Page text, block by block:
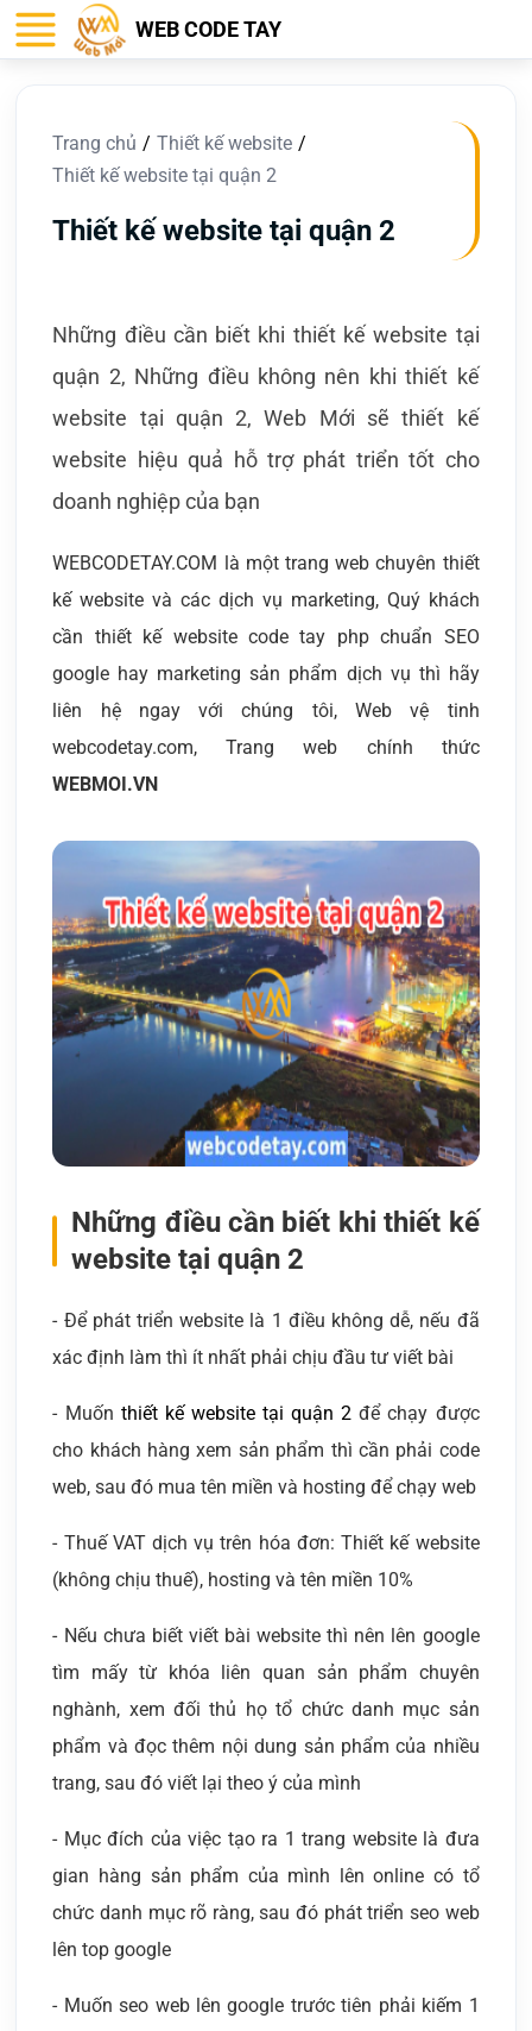
WEB CODE TAY
Trang chủ
Thiết kế website
Thiết kế website tại quận 2
Thiết kế website tại quận 2
Những điều cần biết khi thiết kế website tại
quận 2, Những điều không nên khi thiết kế
website tại quận 2, Web Mới sẽ thiết kế
website hiệu quả hỗ trợ phát triển tốt cho
doanh nghiệp của bạn
WEBCODETAY.COM là một trang web chuyên thiết
kế website và các dịch vụ marketing, Quý khách
cần thiết kế website code tay php chuẩn SEO
google hay marketing sản phẩm dịch vụ thì hãy
liên hệ ngay với chúng tôi, Web vệ tinh
webcodetay.com, Trang web chính thức
WEBMOI.VN
Những điều cần biết khi thiết kế
website tại quận 2
- Để phát triển website là 1 điều không dễ, nếu đã
xác định làm thì ít nhất phải chịu đầu tư viết bài
- Muốn thiết kế website tại quận 2 để chạy được
cho khách hàng xem sản phẩm thì cần phải code
web, sau đó mua tên miền và hosting để chạy web
- Thuế VAT dịch vụ trên hóa đơn: Thiết kế website
(không chịu thuế), hosting và tên miền 10%
- Nếu chưa biết viết bài website thì nên lên google
tìm mấy từ khóa liên quan sản phẩm chuyên
nghành, xem đối thủ họ tổ chức danh mục sản
phẩm và đọc thêm nội dung sản phẩm của nhiều
trang, sau đó viết lại theo ý của mình
- Mục đích của việc tạo ra 1 trang website là đưa
gian hàng sản phẩm của mình lên online có tổ
chức danh mục rõ ràng, sau đó phát triển seo web
lên top google
- Muốn seo web lên google trước tiên phải kiếm 1